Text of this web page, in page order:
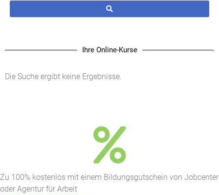
Ihre Online-Kurse
Die Suche ergibt keine Ergebnisse.
Zu 100% kostenlos mit einem Bildungsgutschein von Jobcenter
oder Agentur für Arbeit